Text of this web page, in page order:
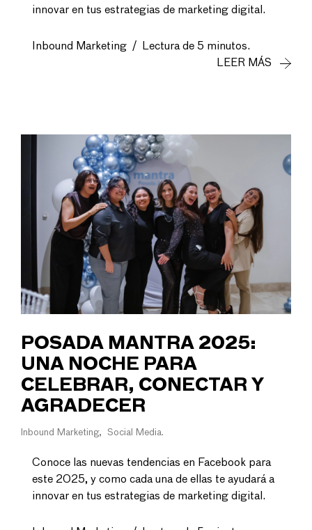
innovar en tus estrategias de marketing digital.
Inbound Marketing /
Lectura de 5 minutos.
LEER MÁS
POSADA MANTRA 2025:
UNA NOCHE PARA
CELEBRAR, CONECTAR Y
AGRADECER
Inbound Marketing Social Media
Conoce las nuevas tendencias en Facebook para
este 2025, y como cada una de ellas te ayudará a
innovar en tus estrategias de marketing digital.